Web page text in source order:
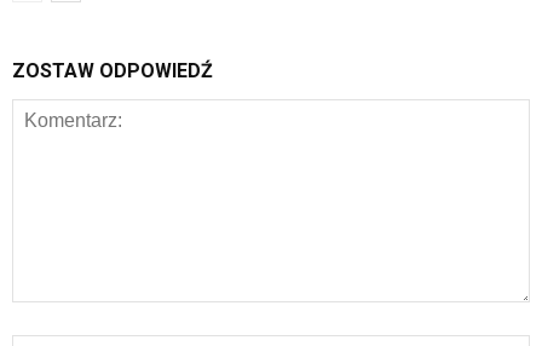
ZOSTAW ODPOWIEDŹ